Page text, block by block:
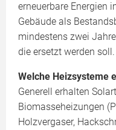
erneuerbare Energien
Gebäude als
mindestens zwei
die ersetzt werden soll.
Welche Heizsysteme
Generell erhalten
Biomasseheizungen
Holzvergaser,